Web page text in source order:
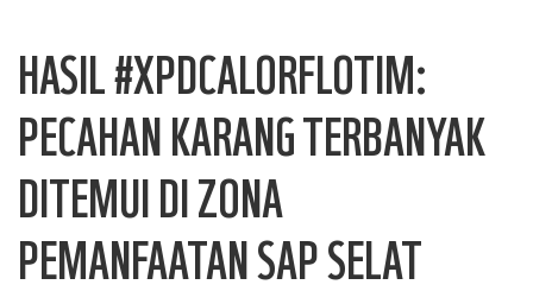
HASIL #XPDCALORFLOTIM:
PECAHAN KARANG TERBANYAK
DITEMUI DI ZONA
PEMANFAATAN SAP SELAT